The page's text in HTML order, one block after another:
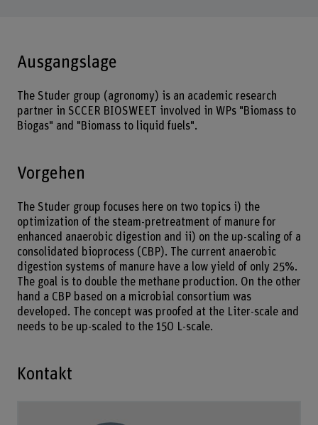
Ausgangslage
The Studer group (agronomy) is an academic research
partner in SCCER BIOSWEET involved in WPs "Biomass to
Biogas" and "Biomass to liquid fuels".
Vorgehen
The Studer group focuses here on two topics i) the
optimization of the steam-pretreatment of manure for
enhanced anaerobic digestion and ii) on the up-scaling of a
consolidated bioprocess (CBP). The current anaerobic
digestion systems of manure have a low yield of only 25%.
The goal is to double the methane production. On the other
hand a CBP based on a microbial consortium was
developed. The concept was proofed at the Liter-scale and
needs to be up-scaled to the 150 L-scale.
Kontakt